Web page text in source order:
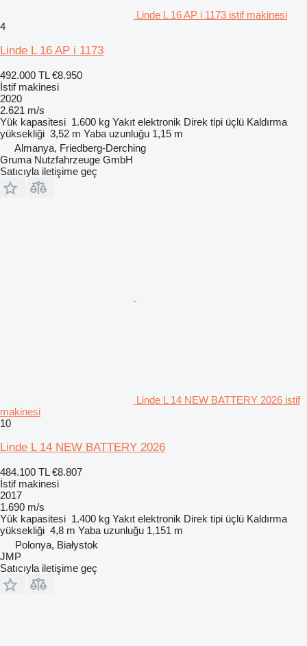
Linde L 16 AP i 1173 istif makinesi
4
Linde L 16 AP i 1173
492.000 TL €8.950
İstif makinesi
2020
2.621 m/s
Yük kapasitesi 1.600 kg Yakıt elektronik Direk tipi üçlü Kaldırma
yüksekliği 3,52 m Yaba uzunluğu 1,15 m
Almanya, Friedberg-Derching
Gruma Nutzfahrzeuge GmbH
Satıcıyla iletişime geç
Linde L 14 NEW BATTERY 2026 istif
makinesi
10
Linde L 14 NEW BATTERY 2026
484.100 TL €8.807
İstif makinesi
2017
1.690 m/s
Yük kapasitesi 1.400 kg Yakıt elektronik Direk tipi üçlü Kaldırma
yüksekliği 4,8 m Yaba uzunluğu 1,151 m
Polonya, Białystok
JMP
Satıcıyla iletişime geç